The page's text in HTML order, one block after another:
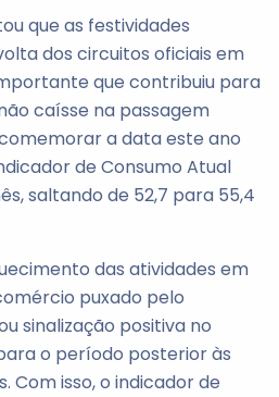
que as festividades
dos circuitos oficiais em
que contribuiu para
caísse na passagem
a data este ano
de Consumo Atual
saltando de 52,7 para 55,4
das atividades em
puxado pelo
sinalização positiva no
o período posterior às
Com isso, o indicador de